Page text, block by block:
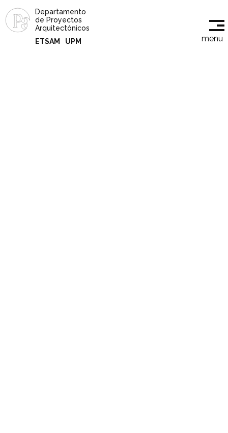
Departamento
de Proyectos
Arquitectónicos
ETSAM
UPM menu